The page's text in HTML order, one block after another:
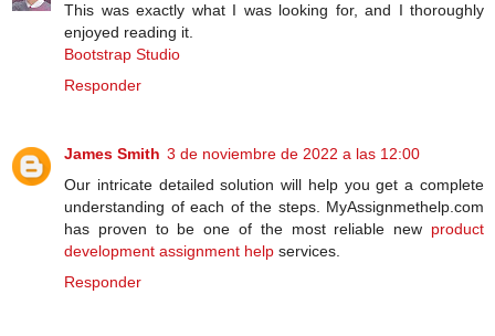
This was exactly what I was looking for, and I thoroughly
enjoyed reading it.
Bootstrap Studio
Responder
James Smith 3 de noviembre de 2022 a las 12:00
Our intricate detailed solution will help you get a complete
understanding of each of the steps. MyAssignmethelp.com
has proven to be one of the most reliable new product
development assignment help services.
Responder